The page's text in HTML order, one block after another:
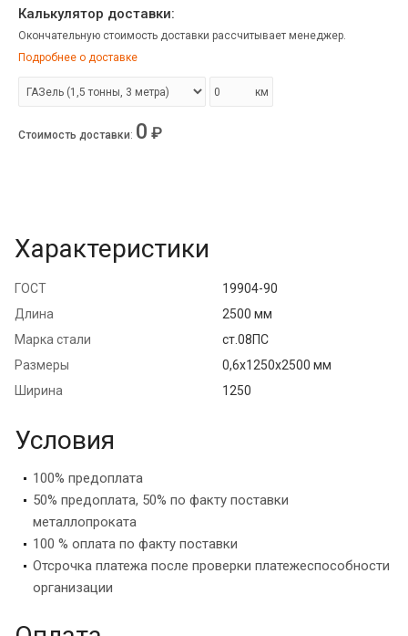
Калькулятор доставки:
Окончательную стоимость доставки рассчитывает менеджер.
Подробнее о доставке
км
Стоимость доставки: 0 ₽
Характеристики
ГОСТ
19904-90
Длина
2500 мм
Марка стали
ст.08ПС
Размеры
0,6х1250х2500 мм
Ширина
1250
Условия
100% предоплата
50% предоплата, 50% по факту поставки
металлопроката
100 % оплата по факту поставки
Отсрочка платежа после проверки платежеспособности
организации